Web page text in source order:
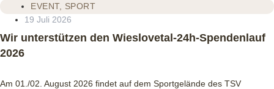
EVENT, SPORT
19 Juli 2026
Wir unterstützen den Wieslovetal‑24h‑Spendenlauf
2026
Am 01./02. August 2026 findet auf dem Sportgelände des TSV